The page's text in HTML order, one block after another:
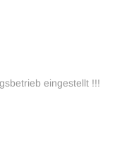
Vorheriger
Beitrag:
eingestellt !!!